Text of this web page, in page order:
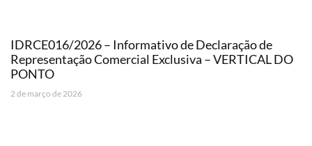
IDRCE016/2026 – Informativo de Declaração de
Representação Comercial Exclusiva – VERTICAL DO
PONTO
2 de março de 2026